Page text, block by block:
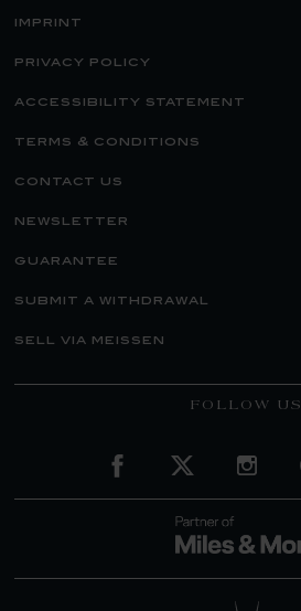
imprint
privacy policy
accessibility statement
terms & conditions
contact us
newsletter
guarantee
submit a withdrawal
sell via meissen
FOLLOW US